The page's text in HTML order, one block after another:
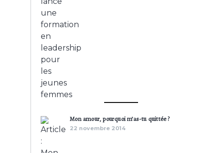
Mon amour, pourquoi m’as-tu quittée ?
22 novembre 2014